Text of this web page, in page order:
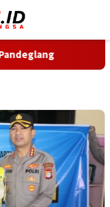
Dilantik Serentak,